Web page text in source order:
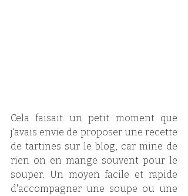
Cela faisait un petit moment que
j'avais envie de proposer une recette
de tartines sur le blog, car mine de
rien on en mange souvent pour le
souper. Un moyen facile et rapide
d'accompagner une soupe ou une